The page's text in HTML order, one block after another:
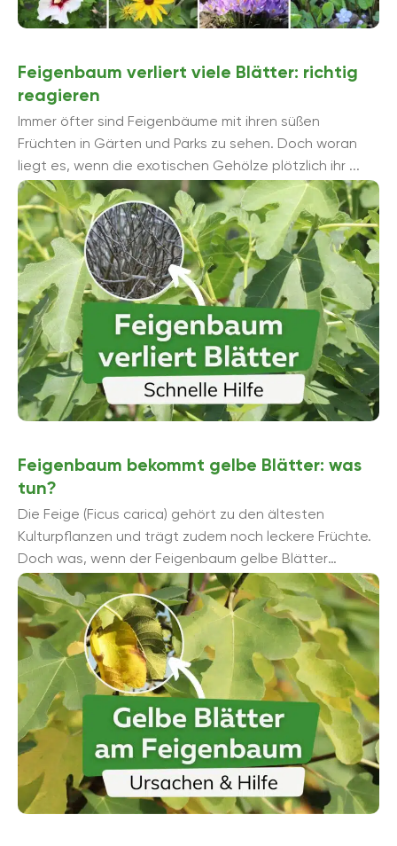
Feigenbaum verliert viele Blätter: richtig
reagieren
Immer öfter sind Feigenbäume mit ihren süßen
Früchten in Gärten und Parks zu sehen. Doch woran
liegt es, wenn die exotischen Gehölze plötzlich ihr ...
Feigenbaum bekommt gelbe Blätter: was
tun?
Die Feige (Ficus carica) gehört zu den ältesten
Kulturpflanzen und trägt zudem noch leckere Früchte.
Doch was, wenn der Feigenbaum gelbe Blätter
bekommt? Wir verraten, woran ...